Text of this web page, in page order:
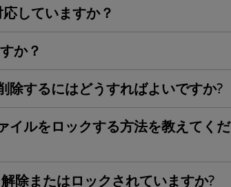
していますか？
か？
除するにはどうすればよいですか?
イルをロックする方法を教えてくだ
除またはロックされていますか?